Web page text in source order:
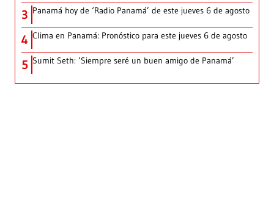
3 Panamá hoy de ‘Radio Panamá’ de este jueves 6 de agosto
4 Clima en Panamá: Pronóstico para este jueves 6 de agosto
5 Sumit Seth: ‘Siempre seré un buen amigo de Panamá’